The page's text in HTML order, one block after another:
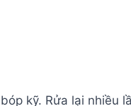
kỹ. Rửa lại nhiều